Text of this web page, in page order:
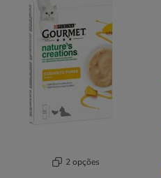
2 opções